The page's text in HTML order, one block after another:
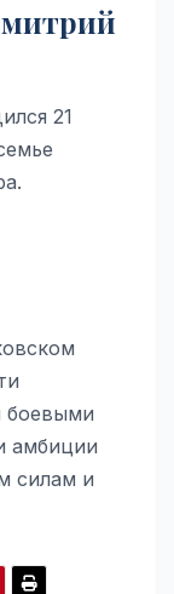
21
боевыми
амбиции
силам и